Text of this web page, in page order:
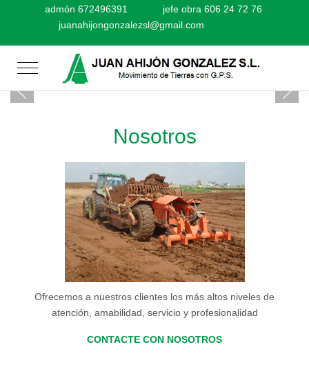
admón 672496391
jefe obra 606 24 72 76
juanahijongonzalezsl@gmail.com
Mobile Menu Toggle
Nosotros
Ofrecemos a nuestros clientes los más altos niveles de
atención, amabilidad, servicio y profesionalidad
CONTACTE CON NOSOTROS